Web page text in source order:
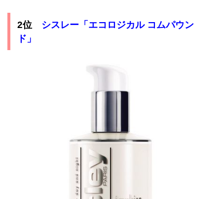
2位 シスレー「エコロジカル コムパウン
ド」